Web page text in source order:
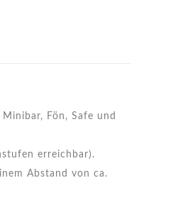
Fön, Safe und
erreichbar).
Abstand von ca.